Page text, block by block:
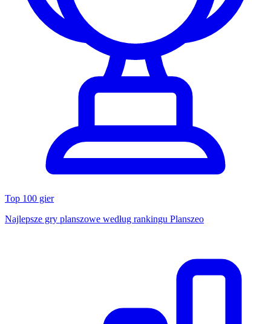
Top 100 gier
Najlepsze gry planszowe według rankingu Planszeo